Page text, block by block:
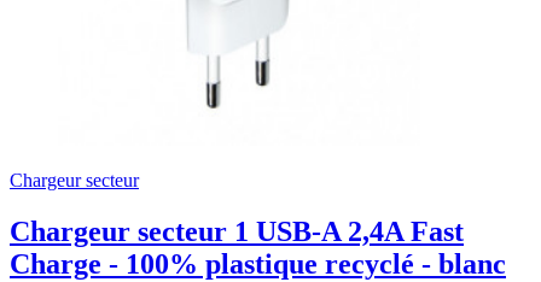
Chargeur secteur
Chargeur secteur 1 USB-A 2,4A Fast
Charge - 100% plastique recyclé - blanc